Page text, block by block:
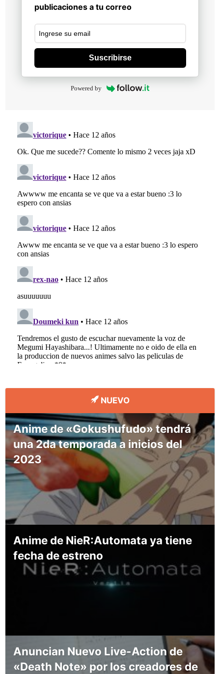
publicaciones a tu correo
Suscribirse
Powered by
NUEVO
Anime de «Gokushufudo» tendrá
una 2da temporada a inicios del
2023
Anime de NieR:Automata ya tiene
fecha de estreno
Anuncian Nuevo Live-Action de
«Death Note» por los creadores de